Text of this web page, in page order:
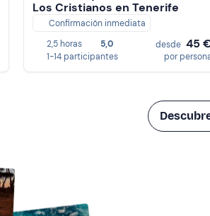
Los Cristianos en Tenerife
Confirmación inmediata
2,5 horas
5,0
1-14 participantes
desde 45
por